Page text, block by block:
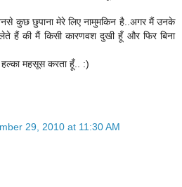
कुछ छुपाना मेरे लिए नामुमकिन है..अगर मैं उनके
हैं की मैं किसी कारणवश दुखी हूँ और फिर बिना
हल्का महसूस करता हूँ.. :)
29, 2010 at 11:30 AM